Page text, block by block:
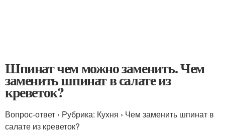
Шпинат чем можно заменить. Чем
заменить шпинат в салате из
креветок?
Вопрос-ответ › Рубрика: Кухня › Чем заменить шпинат в
салате из креветок?